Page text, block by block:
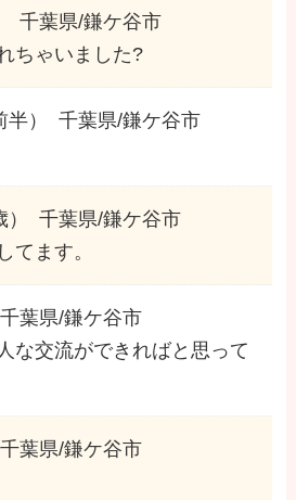
千葉県/鎌ケ谷市
ちゃいました?
半）
千葉県/鎌ケ谷市
千葉県/鎌ケ谷市
てます。
千葉県/鎌ケ谷市
な交流ができればと思って
千葉県/鎌ケ谷市